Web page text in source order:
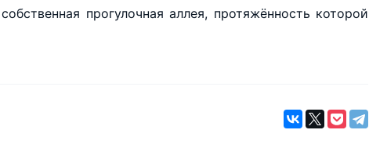
прогулочная аллея, протяжённость которой